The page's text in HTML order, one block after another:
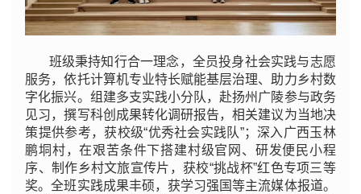
班级秉持知行合一理念，全员投身社会实践与志愿
服务，依托计算机专业特长赋能基层治理、助力乡村数
字化振兴。组建多支实践小分队，赴扬州广陵参与政务
见习，撰写科创成果转化调研报告，相关建议为当地决
策提供参考，获校级“优秀社会实践队”；深入广西玉林
鹏垌村，在艰苦条件下搭建村级官网、研发便民小程
序、制作乡村文旅宣传片，获校“挑战杯”红色专项三等
奖。全班实践成果丰硕，获学习强国等主流媒体报道。